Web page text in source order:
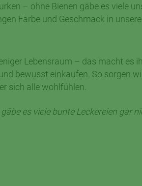
– ohne Bienen gäbe es viele
Farbe und Geschmack in unsere
Lebensraum – das macht es
bewusst einkaufen. So sorgen
sich alle wohlfühlen.
es viele bunte Leckereien gar